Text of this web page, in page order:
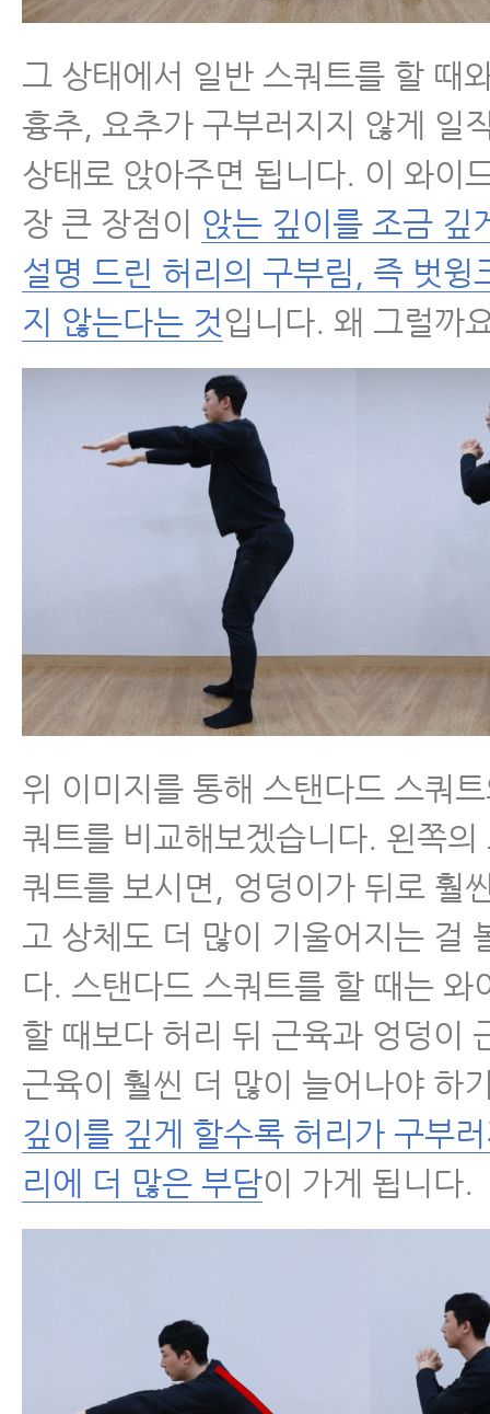
그 상태에서 일반 스쿼트를 할 때
흉추, 요추가 구부러지지 않게 일
상태로 앉아주면 됩니다. 이 와이
장 큰 장점이 앉는 깊이를 조금 깊
설명 드린 허리의 구부림, 즉 벗윙
지 않는다는 것입니다. 왜 그럴까
위 이미지를 통해 스탠다드 스쿼
쿼트를 비교해보겠습니다. 왼쪽의
쿼트를 보시면, 엉덩이가 뒤로 훨
고 상체도 더 많이 기울어지는 걸
다. 스탠다드 스쿼트를 할 때는 와
할 때보다 허리 뒤 근육과 엉덩이
근육이 훨씬 더 많이 늘어나야 하
깊이를 깊게 할수록 허리가 구부
리에 더 많은 부담이 가게 됩니다.